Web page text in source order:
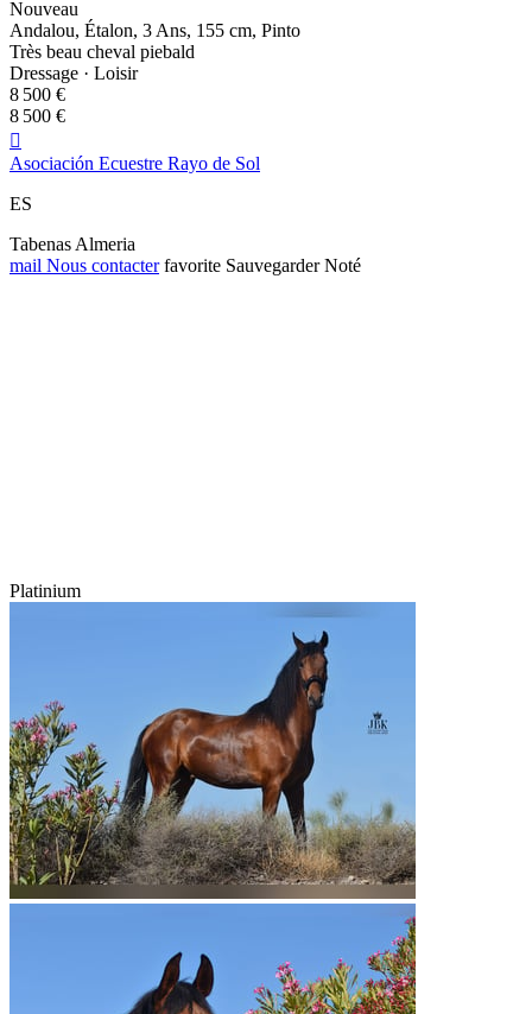
Nouveau
Andalou, Étalon, 3 Ans, 155 cm, Pinto
Très beau cheval piebald
Dressage · Loisir
8 500 €
8 500 €

Asociación Ecuestre Rayo de Sol
ES
Tabenas Almeria
mail Nous contacter favorite Sauvegarder Noté
Platinium